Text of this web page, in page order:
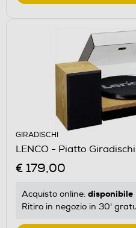
GIRADISCHI
LENCO - Piatto
€ 179,00
Acquisto online: disponibile
Ritiro in negozio in 30'